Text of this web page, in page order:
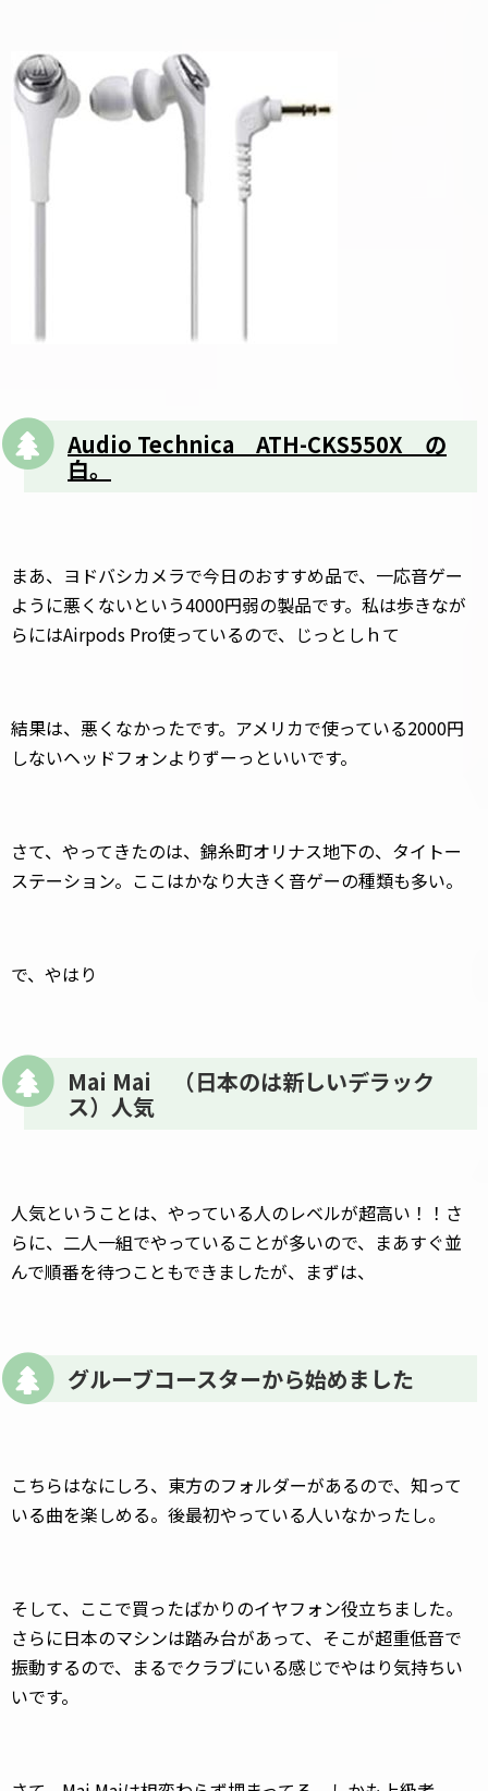
Audio Technica ATH-CKS550X の
白。
まあ、ヨドバシカメラで今日のおすすめ品で、一応音ゲー
ように悪くないという4000円弱の製品です。私は歩きなが
らにはAirpods Pro使っているので、じっとしｈて
結果は、悪くなかったです。アメリカで使っている2000円
しないヘッドフォンよりずーっといいです。
さて、やってきたのは、錦糸町オリナス地下の、タイトー
ステーション。ここはかなり大きく音ゲーの種類も多い。
で、やはり
Mai Mai （日本のは新しいデラック
ス）人気
人気ということは、やっている人のレベルが超高い！！さ
らに、二人一組でやっていることが多いので、まあすぐ並
んで順番を待つこともできましたが、まずは、
グルーブコースターから始めました
こちらはなにしろ、東方のフォルダーがあるので、知って
いる曲を楽しめる。後最初やっている人いなかったし。
そして、ここで買ったばかりのイヤフォン役立ちました。
さらに日本のマシンは踏み台があって、そこが超重低音で
振動するので、まるでクラブにいる感じでやはり気持ちい
いです。